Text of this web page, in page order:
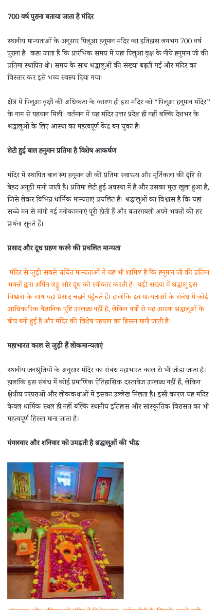
700 वर्ष पुराना बताया जाता है मंदिर
स्थानीय मान्यताओं के अनुसार पिलुआ हनुमान मंदिर का इतिहास लगभग 700 वर्ष
पुराना है। कहा जाता है कि प्रारंभिक समय में यहां पिलुआ वृक्ष के नीचे हनुमान जी की
प्रतिमा स्थापित थी। समय के साथ श्रद्धालुओं की संख्या बढ़ती गई और मंदिर का
विस्तार कर इसे भव्य स्वरूप दिया गया।
क्षेत्र में पिलुआ वृक्षों की अधिकता के कारण ही इस मंदिर को “पिलुआ हनुमान मंदिर”
के नाम से पहचान मिली। वर्तमान में यह मंदिर उत्तर प्रदेश ही नहीं बल्कि देशभर के
श्रद्धालुओं के लिए आस्था का महत्वपूर्ण केंद्र बन चुका है।
लेटी हुई बाल हनुमान प्रतिमा है विशेष आकर्षण
मंदिर में स्थापित बाल रूप हनुमान जी की प्रतिमा स्थापत्य और मूर्तिकला की दृष्टि से
बेहद अनूठी मानी जाती है। प्रतिमा लेटी हुई अवस्था में है और उसका मुख खुला हुआ है,
जिसे लेकर विभिन्न धार्मिक मान्यताएं प्रचलित हैं। श्रद्धालुओं का विश्वास है कि यहां
सच्चे मन से मांगी गई मनोकामनाएं पूरी होती हैं और बजरंगबली अपने भक्तों की हर
प्रार्थना सुनते हैं।
प्रसाद और दूध ग्रहण करने की प्रचलित मान्यता
मंदिर से जुड़ी सबसे चर्चित मान्यताओं में यह भी शामिल है कि हनुमान जी की प्रतिमा
भक्तों द्वारा अर्पित लड्डू और दूध को स्वीकार करती है। बड़ी संख्या में श्रद्धालु इस
विश्वास के साथ यहां प्रसाद चढ़ाने पहुंचते हैं। हालांकि इन मान्यताओं के संबंध में कोई
आधिकारिक वैज्ञानिक पुष्टि उपलब्ध नहीं है, लेकिन वर्षों से यह आस्था श्रद्धालुओं के
बीच बनी हुई है और मंदिर की विशेष पहचान का हिस्सा मानी जाती है।
महाभारत काल से जुड़ी हैं लोकमान्यताएं
स्थानीय जनश्रुतियों के अनुसार मंदिर का संबंध महाभारत काल से भी जोड़ा जाता है।
हालांकि इस संबंध में कोई प्रमाणिक ऐतिहासिक दस्तावेज उपलब्ध नहीं हैं, लेकिन
क्षेत्रीय परंपराओं और लोककथाओं में इसका उल्लेख मिलता है। इसी कारण यह मंदिर
केवल धार्मिक स्थल ही नहीं बल्कि स्थानीय इतिहास और सांस्कृतिक विरासत का भी
महत्वपूर्ण हिस्सा माना जाता है।
मंगलवार और शनिवार को उमड़ती है श्रद्धालुओं की भीड़